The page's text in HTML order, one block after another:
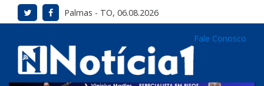
Palmas - TO, 06.08.2026
Fale Conosco